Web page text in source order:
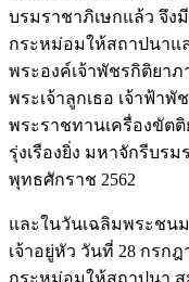
บรมราชาภิเษกแล้ว จึง
กระหม่อมให้สถาปนาแ
พระองค์เจ้าพัชรกิติยา
พระเจ้าลูกเธอ เจ้าฟ้า
พระราชทานเครื่องขัต
รุ่งเรืองยิ่ง มหาจักรีบร
พุทธศักราช 2562
และในวันเฉลิมพระชน
เจ้าอยู่หัว วันที่ 28 กรก
กระหม่อมให้สถาปนา ส